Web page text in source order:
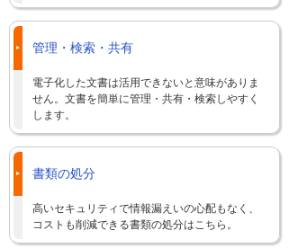
管理・検索・共有
電子化した文書は活用できないと意味がありま
せん。文書を簡単に管理・共有・検索しやすく
します。
書類の処分
高いセキュリティで情報漏えいの心配もなく、
コストも削減できる書類の処分はこちら。